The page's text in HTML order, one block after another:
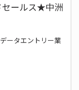
セールス★中洲
ータエントリー業